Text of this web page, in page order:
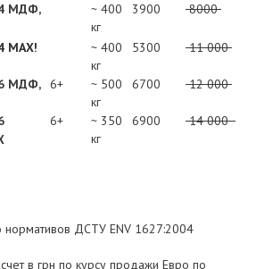
МДФ,
~ 400
кг
3900 8000
MAX!
~ 400
кг
5300 11 000
МДФ,
6+
~ 500
кг
6700 12 000
6+
~ 350
кг
6900 14 000
нормативов ДСТУ ENV 1627:2004
в грн по курсу продажи Евро по